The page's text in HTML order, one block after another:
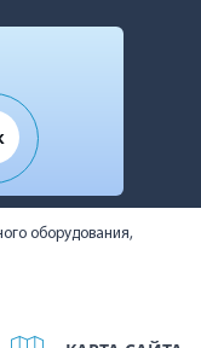
оборудования,